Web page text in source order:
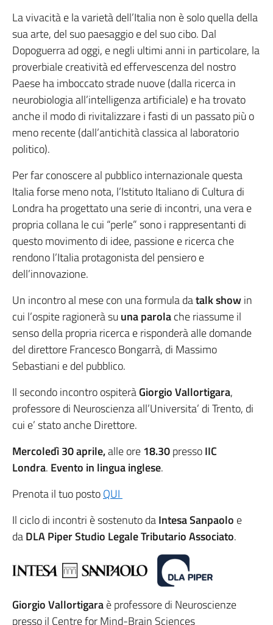
La vivacità e la varietà dell’Italia non è solo quella della
sua arte, del suo paesaggio e del suo cibo. Dal
Dopoguerra ad oggi, e negli ultimi anni in particolare, la
proverbiale creatività ed effervescenza del nostro
Paese ha imboccato strade nuove (dalla ricerca in
neurobiologia all’intelligenza artificiale) e ha trovato
anche il modo di rivitalizzare i fasti di un passato più o
meno recente (dall’antichità classica al laboratorio
politico).
Per far conoscere al pubblico internazionale questa
Italia forse meno nota, l’Istituto Italiano di Cultura di
Londra ha progettato una serie di incontri, una vera e
propria collana le cui “perle” sono i rappresentanti di
questo movimento di idee, passione e ricerca che
rendono l’Italia protagonista del pensiero e
dell’innovazione.
Un incontro al mese con una formula datalk showin
cui l’ospite ragionerà su una parolache riassume il
senso della propria ricerca e risponderà alle domande
del direttore Francesco Bongarrà, di Massimo
Sebastiani e del pubblico.
Il secondo incontro ospiteràGiorgio Vallortigara,
professore di Neuroscienza all’Universita’ di Trento, di
cui e’ stato anche Direttore.
Mercoledì 30 aprile,alle ore18.30pressoIIC
Londra. Evento in lingua inglese.
Prenota il tuo postoQUI
Il ciclo di incontri è sostenuto daIntesa Sanpaolo e
daDLA Piper Studio Legale Tributario Associato.
Giorgio Vallortigaraè professore di Neuroscienze
presso il Centre for Mind-Brain Sciences